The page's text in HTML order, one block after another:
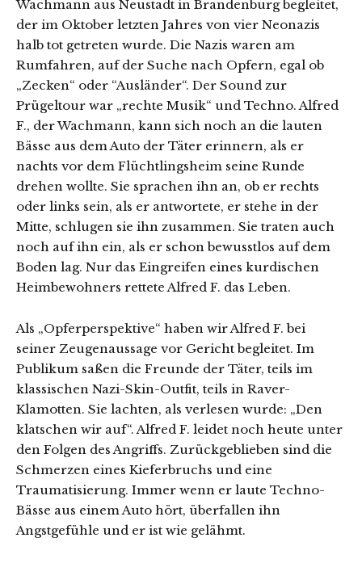
Wachmann aus Neustadt in Brandenburg begleitet,
der im Oktober letzten Jahres von vier Neonazis
halb tot getreten wurde. Die Nazis waren am
Rumfahren, auf der Suche nach Opfern, egal ob
„Zecken“ oder “Ausländer“. Der Sound zur
Prügeltour war „rechte Musik“ und Techno. Alfred
F., der Wachmann, kann sich noch an die lauten
Bässe aus dem Auto der Täter erinnern, als er
nachts vor dem Flüchtlingsheim seine Runde
drehen wollte. Sie sprachen ihn an, ob er rechts
oder links sein, als er antwortete, er stehe in der
Mitte, schlugen sie ihn zusammen. Sie traten auch
noch auf ihn ein, als er schon bewusstlos auf dem
Boden lag. Nur das Eingreifen eines kurdischen
Heimbewohners rettete Alfred F. das Leben.
Als „Opferperspektive“ haben wir Alfred F. bei
seiner Zeugenaussage vor Gericht begleitet. Im
Publikum saßen die Freunde der Täter, teils im
klassischen Nazi-Skin-Outfit, teils in Raver-
Klamotten. Sie lachten, als verlesen wurde: „Den
klatschen wir auf“. Alfred F. leidet noch heute unter
den Folgen des Angriffs. Zurückgeblieben sind die
Schmerzen eines Kieferbruchs und eine
Traumatisierung. Immer wenn er laute Techno-
Bässe aus einem Auto hört, überfallen ihn
Angstgefühle und er ist wie gelähmt.